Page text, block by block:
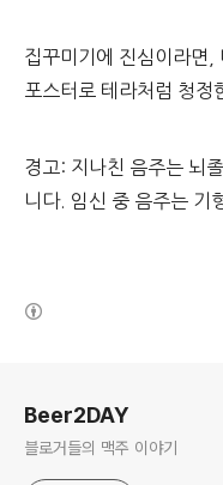
집꾸미기에 진심이라면,
포스터로 테라처럼 청정
경고: 지나친 음주는 뇌
니다. 임신 중 음주는 기
Beer2DAY
블로거들의 맥주 이야기